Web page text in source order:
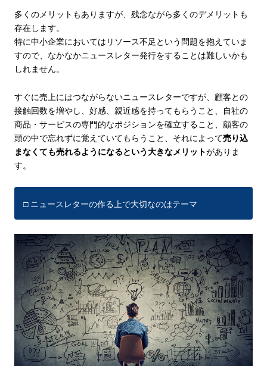
多くのメリットもありますが、残念ながら多くのデメリットも
存在します。
特に中小企業においてはリソース不足という問題を抱えていま
すので、なかなかニュースレター発行をすることは難しいかも
しれません。
すぐに売上にはつながらないニュースレターですが、顧客との
接触回数を増やし、好感、親近感を持ってもらうこと、自社の
商品・サービスの専門的なポジションを確立すること、顧客の
頭の中で忘れずに覚えていてもらうこと、それによって売り込
まなくても売れるようになるという大きなメリットがありま
す。
□ ニュースレターの作る上で大切なのはテーマ